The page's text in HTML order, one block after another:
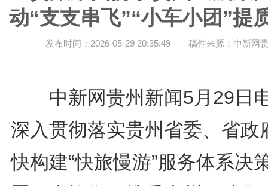
动“支支串飞”“小车小团”提
发布时间：2026-05-29 20:35:49 稿件来源：中新网
中新网贵州新闻5月29日
深入贯彻落实贵州省委、省政
快构建“快旅慢游”服务体系决